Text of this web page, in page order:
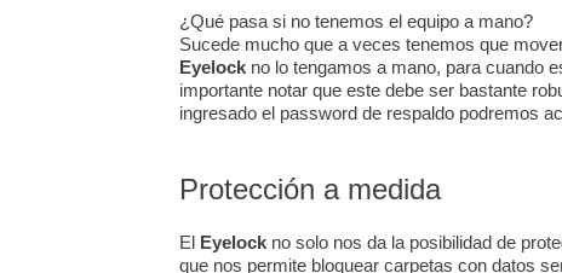
¿Qué pasa si no tenemos el equipo a mano?
Sucede mucho que a veces tenemos que
Eyelock no lo tengamos a mano, para cuando
importante notar que este debe ser bastante
ingresado el password de respaldo podremos
Protección a medida
El Eyelock no solo nos da la posibilidad de
que nos permite bloquear carpetas con datos